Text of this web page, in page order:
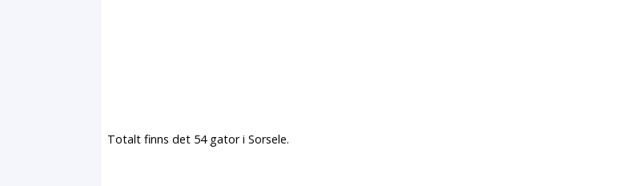
Totalt finns det 54 gator i Sorsele.